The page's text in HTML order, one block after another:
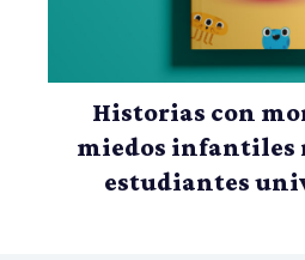
Historias con
miedos infantiles
estudiantes